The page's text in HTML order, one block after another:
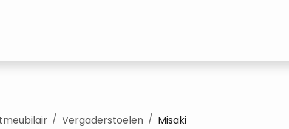
Vergaderstoelen Misaki